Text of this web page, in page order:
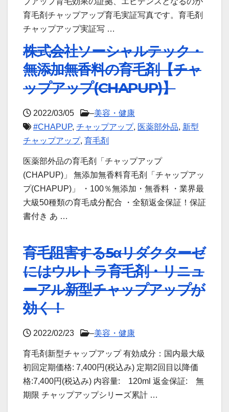
育毛剤チャップアップ育毛実証写真です。育毛剤
チャップアップ実証写 …
株式会社ソーシャルテック・
無添加無香料の育毛剤【チャ
ップアップ(CHAPUP)】
2022/03/05 –美容・健康
#CHAPUP, チャップアップ, 医薬部外品, 新型
チャップアップ, 育毛剤
医薬部外品の育毛剤「チャップアップ
(CHAPUP)」 無添加無香料育毛剤「チャップアッ
プ(CHAPUP)」 ・100％無添加・無香料 ・業界最
大級50種類の育毛成分配合 ・全額返金保証！保証
書付き あ …
育毛阻害する5αリダクターゼ
にはウルトラ育毛剤・リニュ
ーアル新型チャップアップが
効く！
2022/02/23 –美容・健康
育毛剤新型チャップアップ 有効成分：国内最大級
初回定期価格: 7,400円(税込み) 定期2回目以降価
格:7,400円(税込み) 内容量: 120ml 返金保証: 無
期限 チャップアップシリーズ累計 …